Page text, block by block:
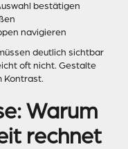
bestätigen
navigieren
deutlich sichtbar
oft nicht. Gestalte
Kontrast.
Warum
rechnet